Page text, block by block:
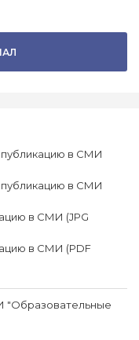
в СМИ
в СМИ
в СМИ (JPG
в СМИ (PDF
"Образовательные